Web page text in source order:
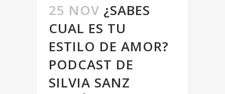
25 NOV ¿SABES
CUAL ES TU
ESTILO DE AMOR?
PODCAST DE
SILVIA SANZ